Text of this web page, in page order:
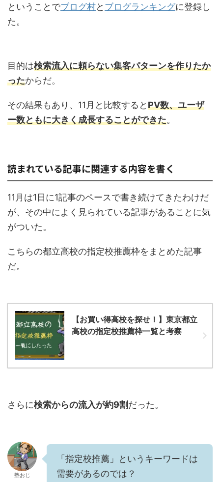
ということでブログ村と ブログランキングに登録し
た。
目的は検索流入に頼らない集客パターンを作りたか
ったからだ。
その結果もあり、11月と比較するとPV数、ユーザ
ー数ともに大きく成長することができた。
読まれている記事に関連する内容を書く
11月は1日に1記事のペースで書き続けてきたわけだ
が、その中によく見られている記事があることに気
がついた。
こちらの都立高校の指定校推薦枠をまとめた記事
だ。
【お買い得高校を探せ！】東京都立
高校の指定校推薦枠一覧と考察
さらに検索からの流入が約9割だった。
塾おじ
「指定校推薦」というキーワードは
需要があるのでは？